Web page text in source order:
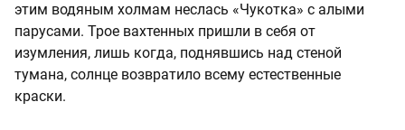
этим водяным холмам неслась «Чукотка» с алыми
парусами. Трое вахтенных пришли в себя от
изумления, лишь когда, поднявшись над стеной
тумана, солнце возвратило всему естественные
краски.